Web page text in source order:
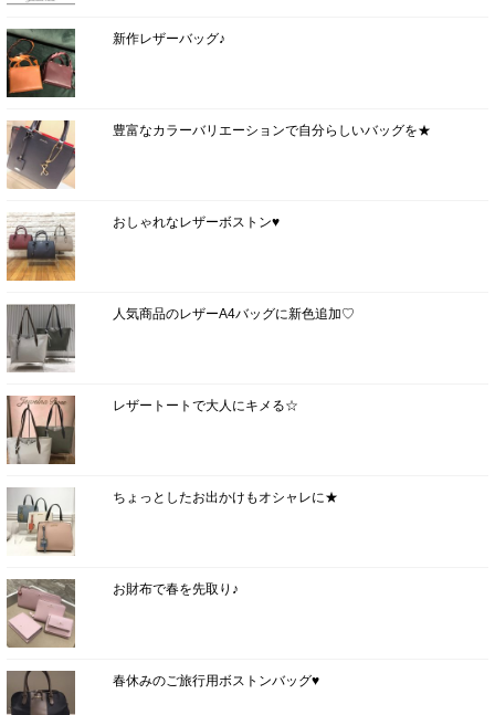
新作レザーバッグ♪
豊富なカラーバリエーションで自分らしいバッグを★
おしゃれなレザーボストン♥
人気商品のレザーA4バッグに新色追加♡
レザートートで大人にキメる☆
ちょっとしたお出かけもオシャレに★
お財布で春を先取り♪
春休みのご旅行用ボストンバッグ♥